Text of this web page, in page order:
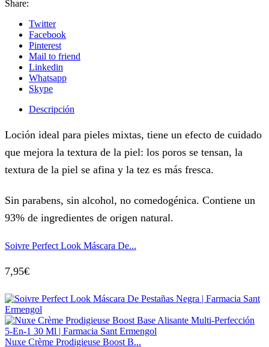
Share:
Twitter
Facebook
Pinterest
Mail to friend
Linkedin
Whatsapp
Skype
Descripción
Loción ideal para pieles mixtas, tiene un efecto de cuidado
que mejora la textura de la piel: los poros se tensan, la
textura de la piel se afina y la tez es más fresca.
Sin parabens, sin alcohol, no comedogénica. Contiene un
93% de ingredientes de origen natural.
Soivre Perfect Look Máscara De...
7,95€
Nuxe Crème Prodigieuse Boost B...